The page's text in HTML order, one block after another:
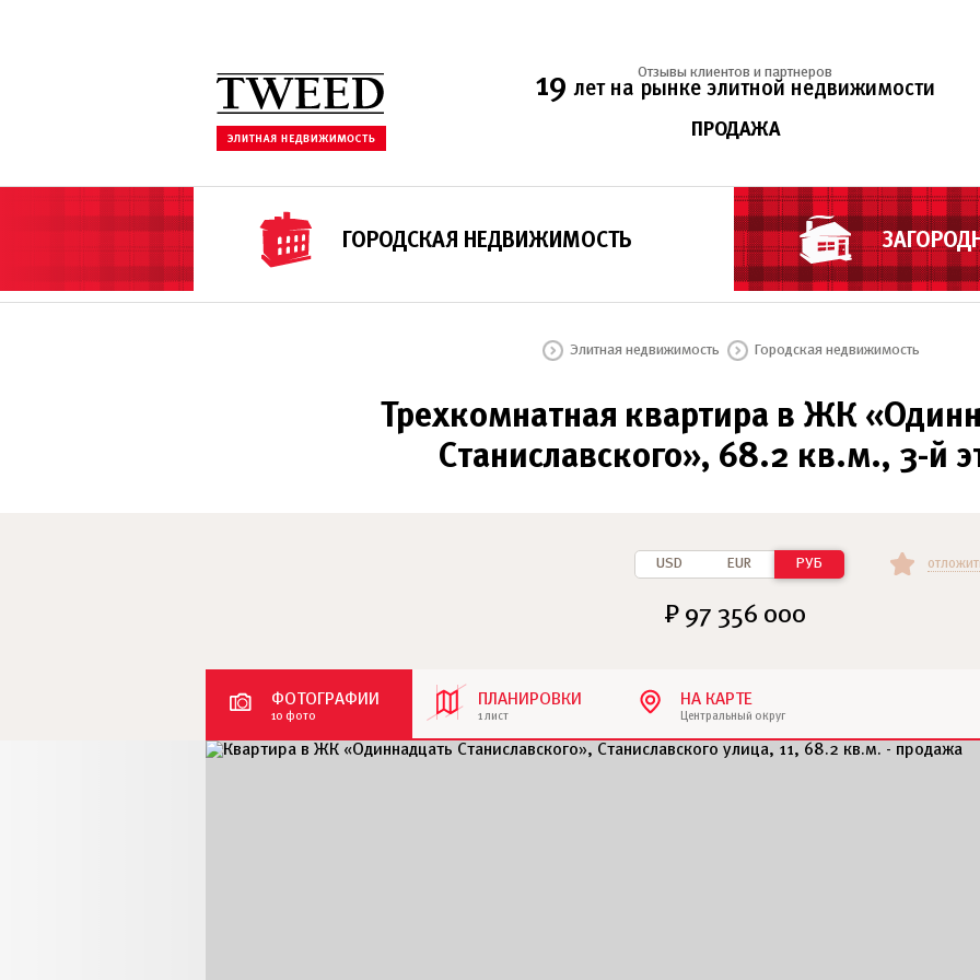
19 лет на рынке элитной недвижимости
Отзывы клиентов и партнеров
ПРОДАЖА
ГОРОДСКАЯ НЕДВИЖИМОСТЬ
Элитная недвижимость Городская недвижимость
Трехкомнатная квартира в ЖК
Станиславского», 68.2 кв.м., 3-й
USD EUR РУБ
₽ 97 356 000
ФОТОГРАФИИ
10 фото
ПЛАНИРОВКИ
1 лист
НА КАРТЕ
Центральный округ